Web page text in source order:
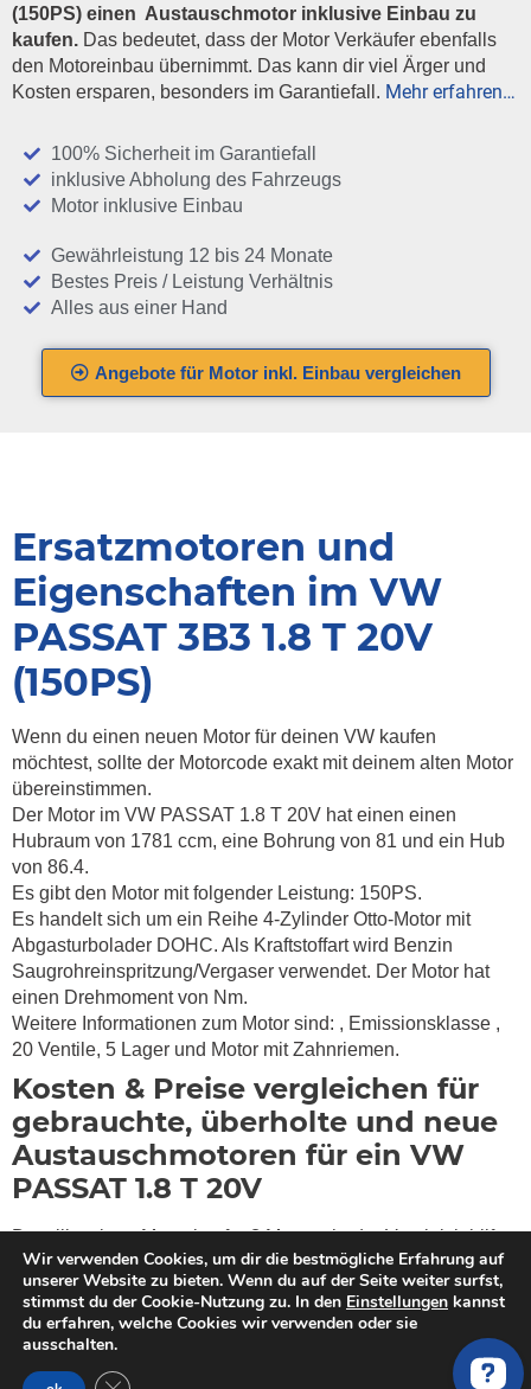
(150PS) einen Austauschmotor inklusive Einbau zu
kaufen. Das bedeutet, dass der Motor Verkäufer ebenfalls
den Motoreinbau übernimmt. Das kann dir viel Ärger und
Kosten ersparen, besonders im Garantiefall. Mehr erfahren…
100% Sicherheit im Garantiefall
inklusive Abholung des Fahrzeugs
Motor inklusive Einbau
Gewährleistung 12 bis 24 Monate
Bestes Preis / Leistung Verhältnis
Alles aus einer Hand
Angebote für Motor inkl. Einbau vergleichen
Ersatzmotoren und
Eigenschaften im VW
PASSAT 3B3 1.8 T 20V
(150PS)
Wenn du einen neuen Motor für deinen VW kaufen
möchtest, sollte der Motorcode exakt mit deinem alten Motor
übereinstimmen.
Der Motor im VW PASSAT 1.8 T 20V hat einen einen
Hubraum von 1781 ccm, eine Bohrung von 81 und ein Hub
von 86.4.
Es gibt den Motor mit folgender Leistung: 150PS.
Es handelt sich um ein Reihe 4-Zylinder Otto-Motor mit
Abgasturbolader DOHC. Als Kraftstoffart wird Benzin
Saugrohreinspritzung/Vergaser verwendet. Der Motor hat
einen Drehmoment von Nm.
Weitere Informationen zum Motor sind: , Emissionsklasse ,
20 Ventile, 5 Lager und Motor mit Zahnriemen.
Kosten & Preise vergleichen für
gebrauchte, überholte und neue
Austauschmotoren für ein VW
PASSAT 1.8 T 20V
Du willst einen Motor kaufen? MotorschadenVergleich hilft
dir bei der Suche nach einem qualitativ hochwertigen
überholten oder gebrauchten Tauschmotor für dein VW
PASSAT 3B3 1.8 T 20V (150PS). Wir haben geprüfte VW
Motoren Händler und auf VW spezialisierte Werkstätte in
unserem Netzwerk, die gebrauchte und generalüberholte
Wir verwenden Cookies, um dir die bestmögliche Erfahrung auf
unserer Website zu bieten. Wenn du auf der Seite weiter surfst,
stimmst du der Cookie-Nutzung zu. In den Einstellungen kannst
du erfahren, welche Cookies wir verwenden oder sie
ausschalten.
GDPR Cookie-Banner schließen